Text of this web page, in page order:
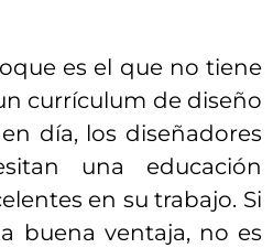
es el que no tiene
currículum de diseño
día, los diseñadores
una educación
en su trabajo. Si
buena ventaja, no es